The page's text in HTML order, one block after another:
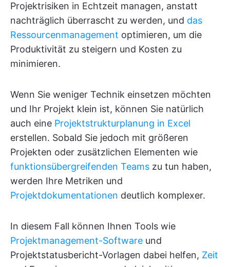
Projektrisiken in Echtzeit managen, anstatt
nachträglich überrascht zu werden, und das
Ressourcenmanagement optimieren, um die
Produktivität zu steigern und Kosten zu
minimieren.
Wenn Sie weniger Technik einsetzen möchten
und Ihr Projekt klein ist, können Sie natürlich
auch eine Projektstrukturplanung in Excel
erstellen. Sobald Sie jedoch mit größeren
Projekten oder zusätzlichen Elementen wie
funktionsübergreifenden Teams zu tun haben,
werden Ihre Metriken und
Projektdokumentationen deutlich komplexer.
In diesem Fall können Ihnen Tools wie
Projektmanagement-Software und
Projektstatusbericht-Vorlagen dabei helfen, Zeit